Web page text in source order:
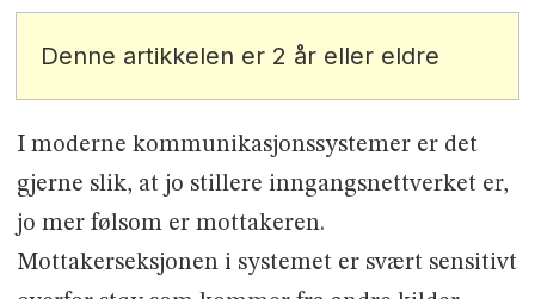
Denne artikkelen er 2 år eller eldre
I moderne kommunikasjonssystemer er det
gjerne slik, at jo stillere inngangsnettverket er,
jo mer følsom er mottakeren.
Mottakerseksjonen i systemet er svært sensitivt